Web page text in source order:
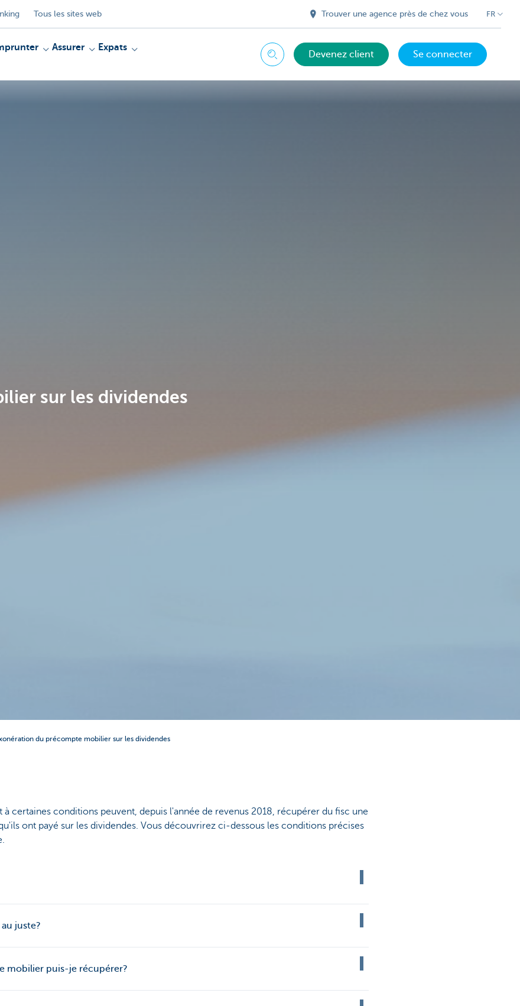
Tous les sites web Trouver une agence près de chez vous FR
Assurer
Expats
ChercherDevenez client Se connecter
sur les dividendes
du précompte mobilier sur les dividendes
à certaines conditions peuvent, depuis l'année de revenus 2018, récupérer du fisc une
ont payé sur les dividendes. Vous découvrirez ci-dessous les conditions précises
juste?
mobilier puis-je récupérer?